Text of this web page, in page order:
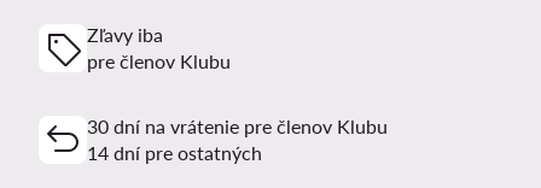
Zľavy iba
pre členov Klubu
30 dní na vrátenie pre členov Klubu
14 dní pre ostatných